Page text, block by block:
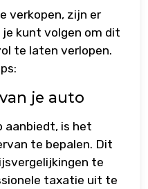
verkopen, zijn er
kunt volgen om dit
te laten verlopen.
je auto
aanbiedt, is het
te bepalen. Dit
te
taxatie uit te